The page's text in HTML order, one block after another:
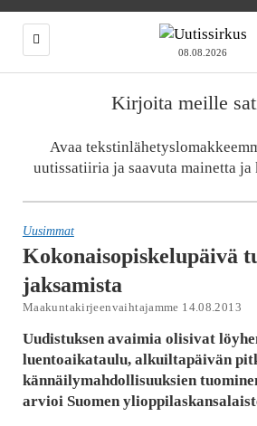
08.08.2026
Kirjoita meille
Avaa
uutissatiiria ja saavuta mainetta
Uusimmat
Kokonaisopiskelupäivä
jaksamista
Maakuntakirjeenvaihtajamme 14.08.2013
Uudistuksen avaimia olisivat
luentoaikataulu, alkuiltapäivän
kännäilymahdollisuuksien
arvioi Suomen